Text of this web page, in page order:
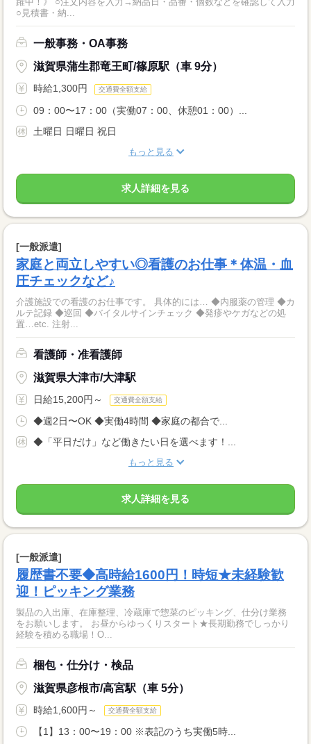
○見積書・納...
一般事務・OA事務
滋賀県蒲生郡竜王町/篠原駅（車 9分）
時給1,300円 交通費全額支給
09：00〜17：00（実働07：00、休憩01：00）...
土曜日 日曜日 祝日
もっと見る
求人詳細を見る
[一般派遣]
家庭と両立しやすい◎看護のお仕事＊体温・血
圧チェックなど♪
介護施設での看護のお仕事です。 具体的には… ◆内服薬の管理 ◆カ
ルテ記録 ◆巡回 ◆バイタルサインチェック ◆発疹やケガなどの処
置…etc. 注射...
看護師・准看護師
滋賀県大津市/大津駅
日給15,200円～ 交通費全額支給
◆週2日〜OK ◆実働4時間 ◆家庭の都合で...
◆「平日だけ」など働きたい日を選べます！...
もっと見る
求人詳細を見る
[一般派遣]
履歴書不要◆高時給1600円！時短★未経験歓
迎！ピッキング業務
製品の入出庫、在庫整理、冷蔵庫で惣菜のピッキング、仕分け業務
をお願いします。 お昼からゆっくりスタート★長期勤務でしっかり
経験を積める職場！O...
梱包・仕分け・検品
滋賀県彦根市/高宮駅（車 5分）
時給1,600円～ 交通費全額支給
【1】13：00〜19：00 ※表記のうち実働5時...